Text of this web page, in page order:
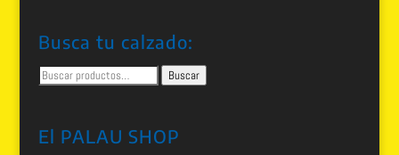
Busca tu calzado:
Buscar
por:
Buscar
El PALAU SHOP